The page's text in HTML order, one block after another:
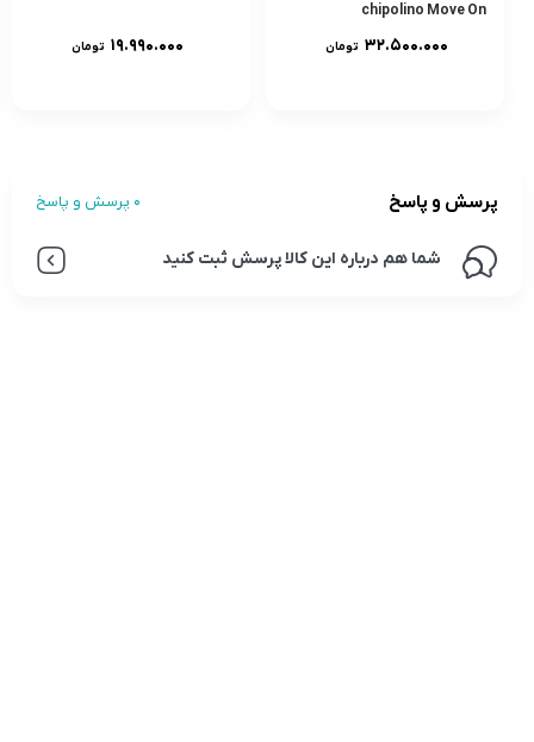
chipolino Move On
۳۲.۵۰۰.۰۰۰ تومان ۱۹.۹۹۰.۰۰۰ تومان
پرسش و پاسخ 0 پرسش و پاسخ
شما هم درباره این کالا پرسش ثبت کنید